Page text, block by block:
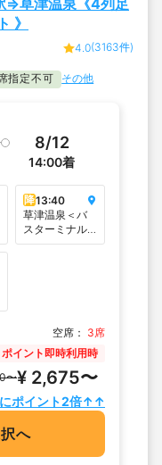
草津温泉《4列足
》
4.0(3163件)
指定不可 その他
8/12
14:00着
降13:40
草津温泉＜バ
スターミナル
＞
空席： 3席
ポイント即時利用時
〜¥ 2,675〜
にポイント2倍↑↑
へ